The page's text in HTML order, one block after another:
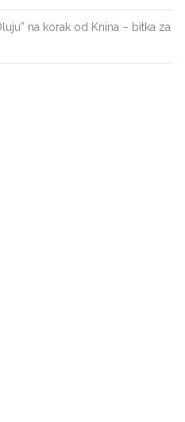
na korak od Knina – bitka za